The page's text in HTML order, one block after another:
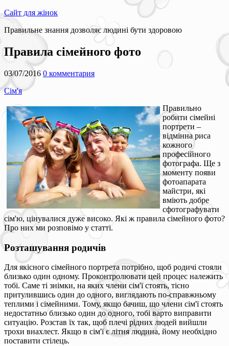
Сайт для жінок
Правильне знання дозволяє людині бути здоровою
Правила сімейного фото
03/07/2016 0 комментария
Сім'я
Правильно
робити сімейні
портрети –
відмінна риса
кожного
професійного
фотографа. Ще з
моменту появи
фотоапарата
майстри, які
вміють добре
сфотографувати
сім'ю, цінувалися дуже високо. Які ж правила сімейного фото?
Про них ми розповімо у статті.
Розташування родичів
Для якісного сімейного портрета потрібно, щоб родичі стояли
близько один одному. Проконтролювати цей процес належить
тобі. Саме ті знімки, на яких члени сім'ї стоять, тісно
притулившись один до одного, виглядають по-справжньому
теплими і сімейними. Тому, якщо бачиш, що члени сім'ї стоять
недостатньо близько один до одного, тобі варто виправити
ситуацію. Розстав їх так, щоб плечі рідних людей вийшли
трохи внахлест. Якщо в сім'ї є літня людина, йому необхідно
поставити стілець.